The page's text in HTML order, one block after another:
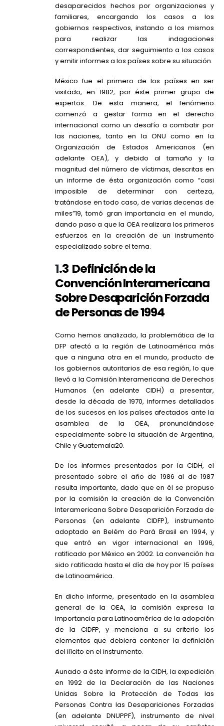
desaparecidos hechos por organizaciones y
familiares, encargando los casos a los
gobiernos respectivos, instando a los mismos
para realizar las indagaciones
correspondientes, dar seguimiento a los casos
y emitir informes a los países sobre su situación.
México fue el primero de los países en ser
visitado, en 1982, por éste primer grupo de
expertos. De esta manera, el fenómeno
comenzó a gestar forma en el derecho
internacional como un desafío a combatir por
las naciones, tanto en la ONU como en la
Organización de Estados Americanos (en
adelante OEA), y debido al tamaño y la
magnitud del número de víctimas, descritas en
un informe de ésta organización como “casi
imposible de determinar con certeza,
tratándose en todo caso, de varias decenas de
miles”19, tomó gran importancia en el mundo,
dando paso a que la OEA realizara los primeros
esfuerzos en la creación de un instrumento
especializado sobre el tema.
1.3 Definición de la
Convención Interamericana
Sobre Desaparición Forzada
de Personas de 1994
Como hemos analizado, la problemática de la
DFP afectó a la región de Latinoamérica más
que a ninguna otra en el mundo, producto de
los gobiernos autoritarios de esa región, lo que
llevó a la Comisión Interamericana de Derechos
Humanos (en adelante CIDH) a presentar,
desde la década de 1970, informes detallados
de los sucesos en los países afectados ante la
asamblea de la OEA, pronunciándose
especialmente sobre la situación de Argentina,
Chile y Guatemala20.
De los informes presentados por la CIDH, el
presentado sobre el año de 1986 al de 1987
resulta importante, dado que en él se propuso
por la comisión la creación de la Convención
Interamericana Sobre Desaparición Forzada de
Personas (en adelante CIDFP), instrumento
adoptado en Belém do Pará Brasil en 1994, y
que entró en vigor internacional en 1996,
ratificado por México en 2002. La convención ha
sido ratificada hasta el día de hoy por 15 países
de Latinoamérica.
En dicho informe, presentado en la asamblea
general de la OEA, la comisión expresa la
importancia para Latinoamérica de la adopción
de la CIDFP, y menciona a su criterio los
elementos que debiera contener la definición
del ilícito en el instrumento.
Aunado a éste informe de la CIDH, la expedición
en 1992 de la Declaración de las Naciones
Unidas Sobre la Protección de Todas las
Personas Contra las Desapariciones Forzadas
(en adelante DNUPPF), instrumento de nivel